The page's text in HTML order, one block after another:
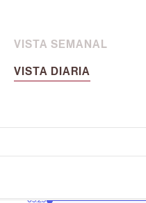
VISTA SEMANAL
VISTA DIARIA
05:25